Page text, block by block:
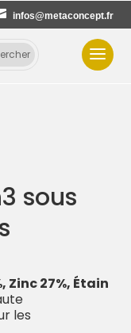
infos@metaconcept.fr
sous
Zinc 27%, Étain
les